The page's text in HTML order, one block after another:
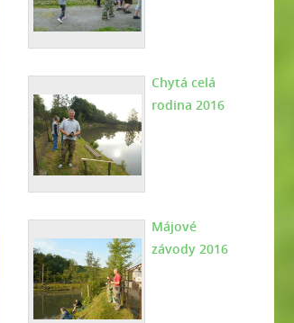
Chytá celá
rodina 2016
Májové
závody 2016